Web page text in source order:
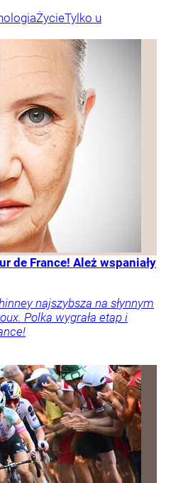
ŻycieTylko u
de France! Ależ wspaniały
najszybsza na słynnym
Polka wygrała etap i